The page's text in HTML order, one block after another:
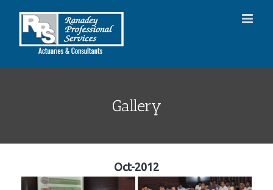
Gallery
Oct-2012